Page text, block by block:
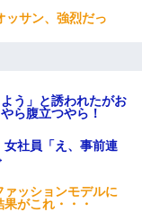
られない言葉を受
がして…
たんだけど、一昨
？」夫「慰謝料
する」夫「」
ッサン、強烈だっ
う」と誘われたがお
ら腹立つやら！
社員「え、事前連
ァッションモデルに
がこれ・・・